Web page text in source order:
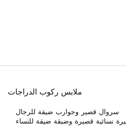
ملابس ركوب الدراجات
سروال قصير وجوارب ضيقة للرجال
نسائية قصيرة وضيقة ضيقة للنساء